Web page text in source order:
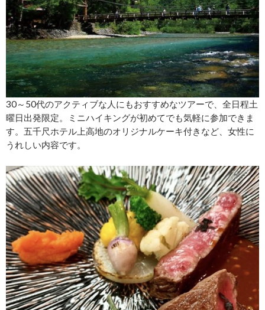
30～50代のアクティブな人にもおすすめなツアーで、全日程土
曜日出発限定。ミニハイキングが初めてでも気軽に参加できま
す。五千尺ホテル上高地のオリジナルケーキ付きなど、女性に
うれしい内容です。